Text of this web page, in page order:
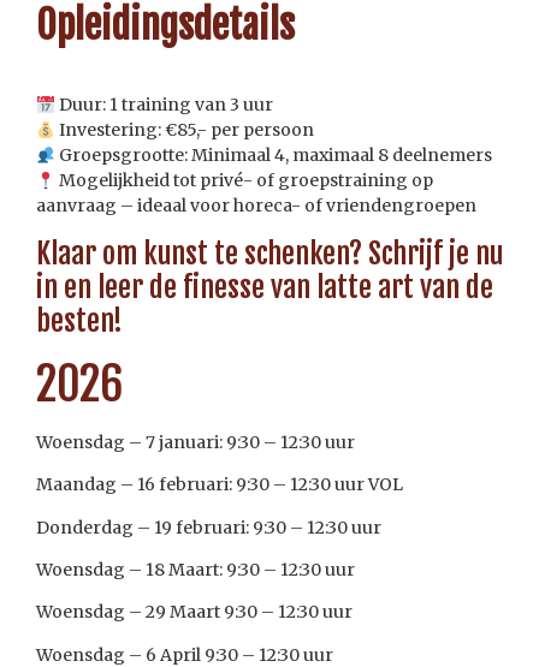
Opleidingsdetails
Duur: 1 training van 3 uur
Investering: €85,- per persoon
Groepsgrootte: Minimaal 4, maximaal 8 deelnemers
Mogelijkheid tot privé- of groepstraining op
aanvraag – ideaal voor horeca- of vriendengroepen
Klaar om kunst te schenken? Schrijf je nu
in en leer de finesse van latte art van de
besten!
2026
Woensdag – 7 januari: 9:30 – 12:30 uur
Maandag – 16 februari: 9:30 – 12:30 uur VOL
Donderdag – 19 februari: 9:30 – 12:30 uur
Woensdag – 18 Maart: 9:30 – 12:30 uur
Woensdag – 29 Maart 9:30 – 12:30 uur
Woensdag – 6 April 9:30 – 12:30 uur